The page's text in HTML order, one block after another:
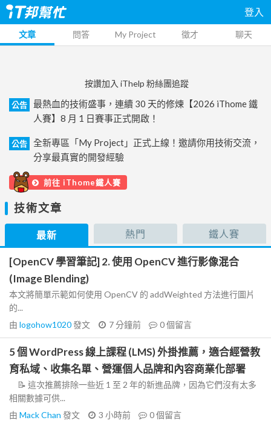
登入
文章 問答 My Project 徵才 聊天
按讚加入 iThelp 粉絲團追蹤
公告
最熱血的技術盛事，連續 30 天的修煉【2026 iThome 鐵
人賽】8 月 1 日賽事正式開啟！
公告
全新專區「My Project」正式上線！邀請你用技術交流，
分享最真實的開發經驗
前往 iThome鐵人賽
技術文章
最新 熱門 鐵人賽
[OpenCV 學習筆記] 2. 使用 OpenCV 進行影像混合
(Image Blending)
本文將簡單示範如何使用 OpenCV 的 addWeighted 方法進行圖片
的...
由 logohow1020發文 7 分鐘前 0個留言
5 個 WordPress 線上課程 (LMS) 外掛推薦，適合經營教
育私域、收集名單、營運個人品牌和內容商業化部署
📝 這次推薦排除一些近 1 至 2 年的新進品牌，因為它們沒有太多
相關數據可供...
由 Mack Chan 發文 3 小時前 0個留言